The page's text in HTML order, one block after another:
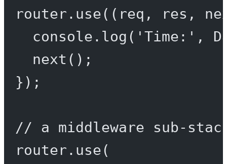
router. use(( req , res ,
console. log ( 'Time:' ,
next ();
});
// a middleware sub-
router. use(